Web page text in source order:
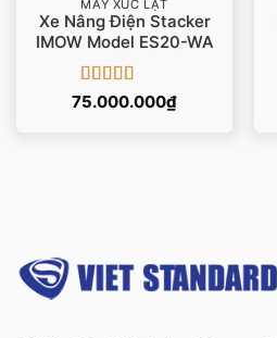
MÁY XÚC LẬT
Xe Nâng Điện Stacker
IMOW Model ES20-WA
Được xếp
75.000.000₫